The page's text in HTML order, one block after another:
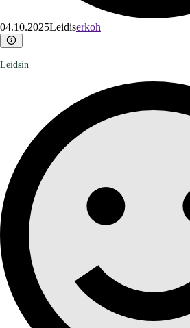
04.10.2025Leidiserkoh
Leidsin